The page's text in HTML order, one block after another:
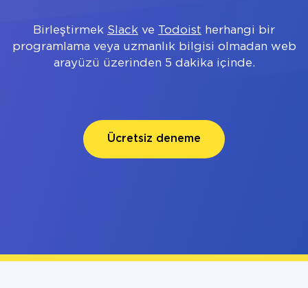
Birleştirmek Slack ve Todoist herhangi bir
programlama veya uzmanlık bilgisi olmadan web
arayüzü üzerinden 5 dakika içinde.
Ücretsiz deneme